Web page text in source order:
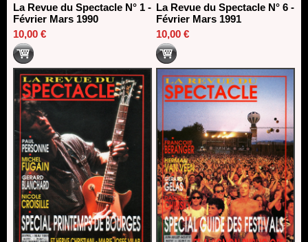
La Revue du Spectacle N° 1 -
Février Mars 1990
10,00 €
La Revue du Spectacle N° 6 -
Février Mars 1991
10,00 €